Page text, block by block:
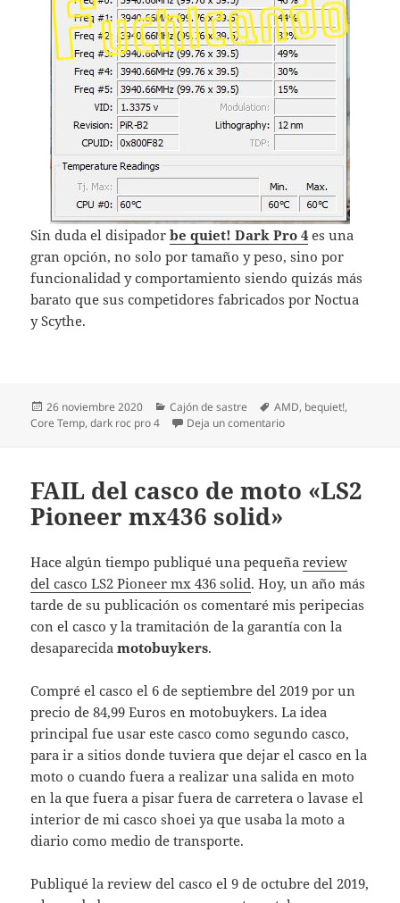
Sin duda el disipadorbe quiet! Dark Pro 4 es una
gran opción, no solo por tamaño y peso, sino por
funcionalidad y comportamiento siendo quizás más
barato que sus competidores fabricados por Noctua
y Scythe.
Publicado
el
26 noviembre 2020 Categorías
Cajón de sastre Etiquetas
AMD, bequiet!,
Core Temp,dark roc pro 4 Deja un comentarioen Impresiones
FAIL del casco de moto «LS2
Pioneer mx436 solid»
Hace algún tiempo publiqué una pequeñareview
del casco LS2 Pioneer mx 436 solid. Hoy, un año más
tarde de su publicación os comentaré mis peripecias
con el casco y la tramitación de la garantía con la
desaparecidamotobuykers.
Compré el casco el 6 de septiembre del 2019 por un
precio de 84,99 Euros en motobuykers. La idea
principal fue usar este casco como segundo casco,
para ir a sitios donde tuviera que dejar el casco en la
moto o cuando fuera a realizar una salida en moto
en la que fuera a pisar fuera de carretera o lavase el
interior de mi casco shoei ya que usaba la moto a
diario como medio de transporte.
Publiqué la review del casco el 9 de octubre del 2019,